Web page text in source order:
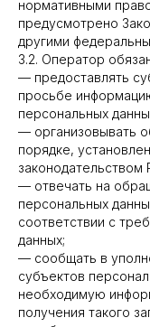
нормативными
предусмотрено
другими
3.2. Оператор
— предоставлять
просьбе
персональных
— организовывать
порядке,
законодательством
— отвечать на
персональных
соответствии с
данных;
— сообщать в
субъектов
необходимую
получения такого